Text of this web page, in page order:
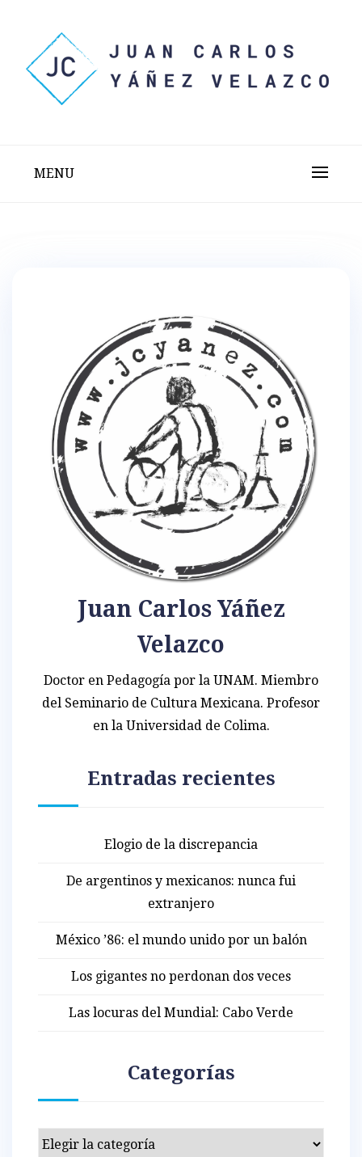
content
MENU
Juan Carlos Yáñez
Velazco
Doctor en Pedagogía por la UNAM. Miembro
del Seminario de Cultura Mexicana. Profesor
en la Universidad de Colima.
Entradas recientes
Elogio de la discrepancia
De argentinos y mexicanos: nunca fui
extranjero
México ’86: el mundo unido por un balón
Los gigantes no perdonan dos veces
Las locuras del Mundial: Cabo Verde
Categorías
Categorías